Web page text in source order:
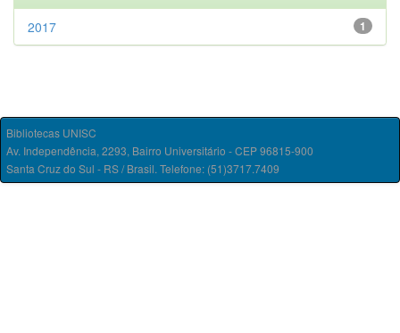
1
2017
Bibliotecas UNISC
Av. Independência, 2293, Bairro Universitário - CEP 96815-900
Santa Cruz do Sul - RS / Brasil. Telefone: (51)3717.7409